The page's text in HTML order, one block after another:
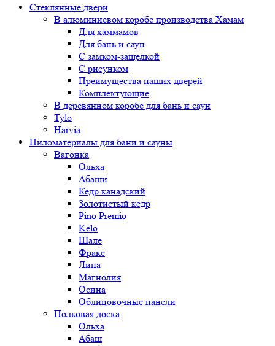
Стеклянные двери
В алюминиевом коробе производства Хамам
Для хаммамов
Для бань и саун
С замком-защелкой
С рисунком
Преимущества наших дверей
Комплектующие
В деревянном коробе для бань и саун
Tylo
Harvia
Пиломатериалы для бани и сауны
Вагонка
Ольха
Абаши
Кедр канадский
Золотистый кедр
Pino Premio
Kelo
Шале
Фраке
Липа
Магнолия
Осина
Облицовочные панели
Полковая доска
Ольха
Абаш